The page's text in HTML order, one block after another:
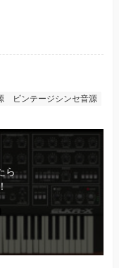
ビンテージシンセ音源
ら